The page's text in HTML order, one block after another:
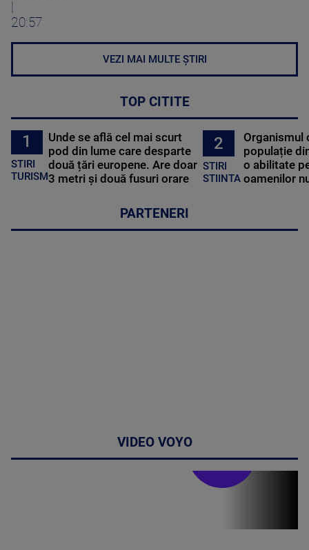
20:57
VEZI MAI MULTE ȘTIRI
TOP CITITE
1
STIRI
TURISM
Unde se află cel mai scurt
pod din lume care desparte
două țări europene. Are doar
3 metri și două fusuri orare
2
STIRI
STIINTA
Organismul
populație
o abilitate
oamenilor
PARTENERI
VIDEO VOYO